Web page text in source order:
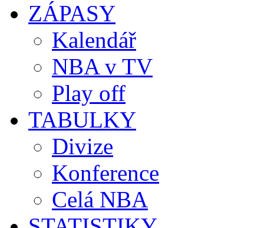
ZÁPASY
Kalendář
NBA v TV
Play off
TABULKY
Divize
Konference
Celá NBA